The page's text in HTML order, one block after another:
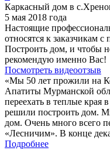
Каркасный дом в
5 мая 2018 года
Настоящие
относятся к заказчикам
Построить дом, и чтобы
рекомендую именно Вас!
Посмотреть видеоотзыв
«Мы 50 лет прожили на
Апатиты Мурманской
переехать в теплые края
решили построить дом.
дом. Очень много всего
«Лесничим». В конце
Подробнее